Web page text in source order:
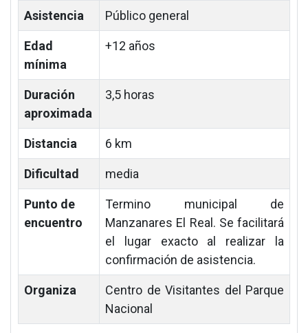
Asistencia Público general
Edad
mínima
+12 años
Duración
aproximada
3,5 horas
Distancia 6 km
Dificultad media
Punto de
encuentro
Termino municipal de
Manzanares El Real. Se facilitará
el lugar exacto al realizar la
confirmación de asistencia.
Organiza
Centro de Visitantes del Parque
Nacional